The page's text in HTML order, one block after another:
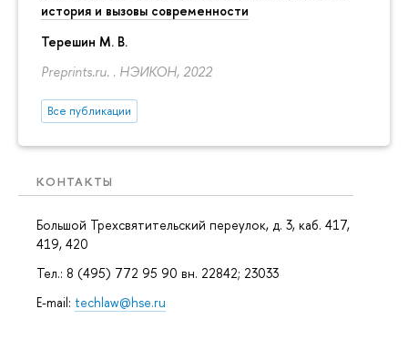
история и вызовы современности
Терешин М. В.
Preprints.ru. . НЭИКОН, 2022
Все публикации
КОНТАКТЫ
Большой Трехсвятительский переулок, д. 3, каб. 417,
419, 420
Тел.: 8 (495) 772 95 90 вн. 22842; 23033
E-mail: techlaw@hse.ru